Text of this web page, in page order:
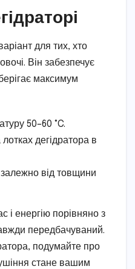
для тих, хто
Він забезпечує
максимум
50–60 °C.
лотках дегідратора в
від товщини
і енергію порівняно з
передбачуваний.
подумайте про
стане вашим